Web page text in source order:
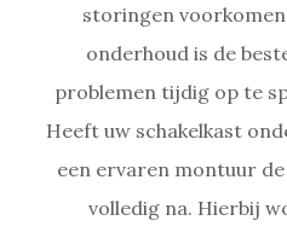
storingen
onderhoud is de
problemen tijdig op te
Heeft uw schakelkast
een ervaren montuur
volledig na. Hierbij